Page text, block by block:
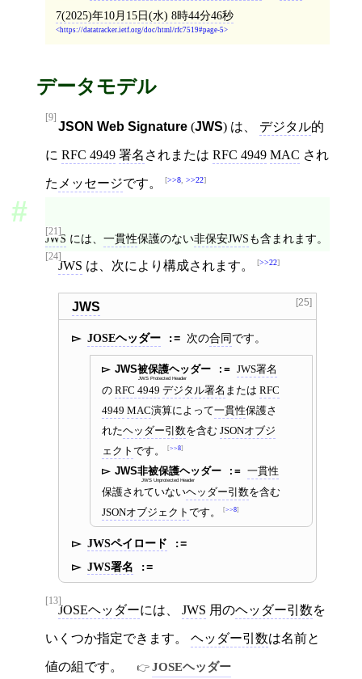
7(2025)年10月15日(水) 8時44分46秒
https://datatracker.ietf.org/doc/html/rfc7519#page-5
データモデル
[9]
JSON Web Signature (JWS) は、 デジタル的
に RFC 4949 署名 されまたは RFC 4949 MAC され
た メッセージです。 >>8, >>22
[21]
JWS には、 一貫性保護のない非保安JWSも含まれます。
[24]
JWS は、次により構成されます。 >>22
[25]
JWS
JOSEヘッダー 次の合同です。
JWS被保護ヘッダー
JWS Protected Header
JWS署名
の RFC 4949 デジタル署名 または RFC
4949 MAC演算によって一貫性保護さ
れたヘッダー引数を含む JSONオブジ
ェクト です。 >>8
JWS非被保護ヘッダー
JWS Unprotected Header
一貫性
保護されていないヘッダー引数を含む
JSONオブジェクト です。 >>8
JWSペイロード
JWS署名
[13]
JOSEヘッダーには、 JWS 用のヘッダー引数を
いくつか指定できます。 ヘッダー引数は名前と
値の組です。 JOSEヘッダー